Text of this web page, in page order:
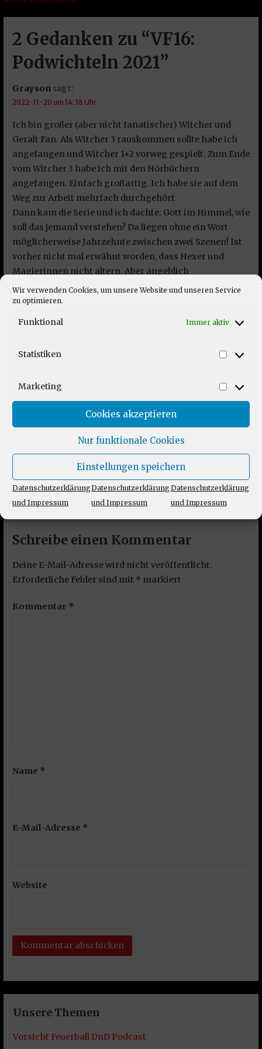
Wir verwenden Cookies, um unsere Website und unseren Service
zu optimieren.
Funktional Immer aktiv
Statistiken
Marketing
Cookies akzeptieren
Nur funktionale Cookies
Einstellungen speichern
Datenschutzerklärung
und Impressum
Datenschutzerklärung
und Impressum
Datenschutzerklärung
und Impressum
2 Gedanken zu “VF16:
Podwichteln 2021”
Grayson sagt:
2022-11-20 um 14:38 Uhr
Ich bin großer (aber nicht fanatischer) Witcher und
Geralt Fan. Als Witcher 3 rauskommen sollte habe ich
angefangen und Witcher 1+2 vorweg gespielt. Zum Ende
vom Witcher 3 habe ich mit den Hörbüchern
angefangen. Einfach großartig. Ich habe sie auf dem
Weg zur Arbeit mehrfach durchgehört.
Dann kam die Serie und ich dachte: Gott im Himmel, wie
soll das jemand verstehen? Da liegen ohne ein Wort
möglicherweise Jahrzehnte zwischen zwei Szenen! Ist
vorher nicht mal erwähnt worden, dass Hexer und
Magierinnen nicht altern. Aber angeblich
(Hörensagen) haben das auch viele nicht-Eingeweihte
trotzdem ganz gut verstanden. Also klare Empfehlung
Antworten
Carsten
2022-11-20 um 17:54 Uhr
Hallo Grayson, ich hatte als Vorwissen nur
Witcher 3 und entsprechend tat ich mich mit
Antworten
Schreibe einen Kommentar
Deine E-Mail-Adresse wird nicht veröffentlicht.
Erforderliche Felder sind mit * markiert
Kommentar *
Name *
E-Mail-Adresse *
Website
Unsere Themen
Vorsicht Feuerball DnD Podcast